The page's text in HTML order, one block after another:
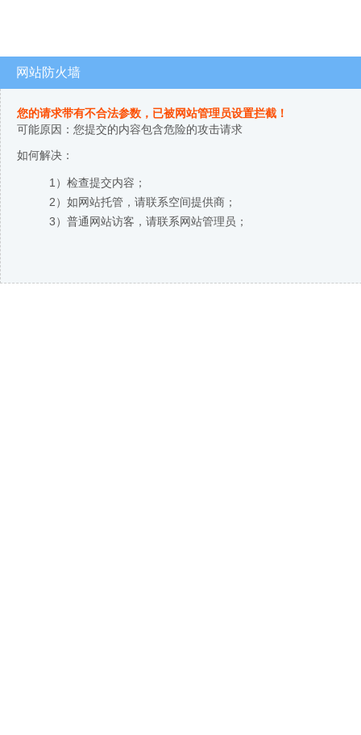
网站防火墙
您的请求带有不合法参数，已被网站管理员设置拦截！
可能原因：您提交的内容包含危险的攻击请求
如何解决：
1）检查提交内容；
2）如网站托管，请联系空间提供商；
3）普通网站访客，请联系网站管理员；